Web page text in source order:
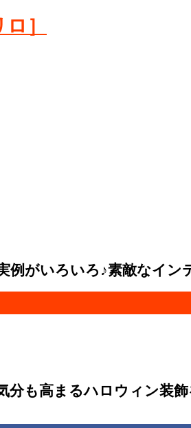
］
例がいろいろ♪素敵なイン
分も高まるハロウィン装